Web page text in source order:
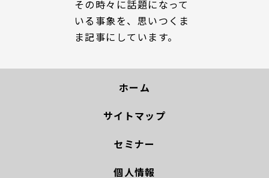
その時々に話題になって
いる事象を、思いつくま
ま記事にしています。
ホーム
サイトマップ
セミナー
個人情報